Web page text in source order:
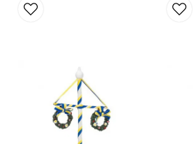
email
Mejladress
Ja, ni får publicera min fråga